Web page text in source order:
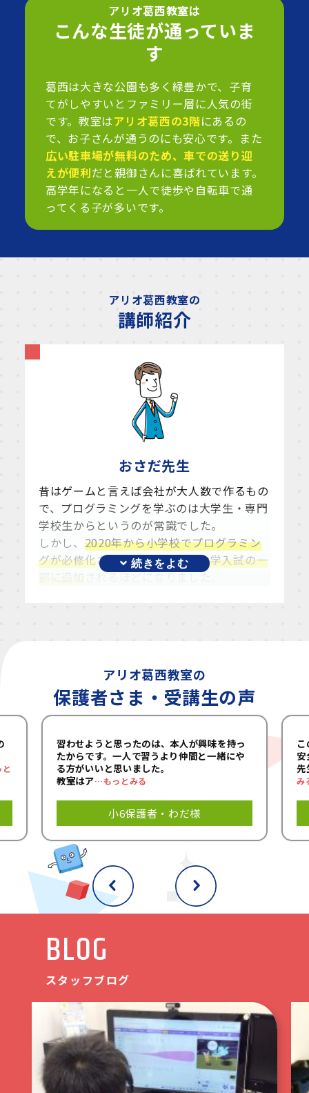
アリオ葛西教室は
こんな生徒が通っていま
す
葛西は大きな公園も多く緑豊かで、子育
てがしやすいとファミリー層に人気の街
です。教室はアリオ葛西の3階にあるの
で、お子さんが通うのにも安心です。また
広い駐車場が無料のため、車での送り迎
えが便利だと親御さんに喜ばれています。
高学年になると一人で徒歩や自転車で通
ってくる子が多いです。
アリオ葛西教室の
講師紹介
おさだ先生
昔はゲームと言えば会社が大人数で作るもの
で、プログラミングを学ぶのは大学生・専門
学校生からというのが常識でした。
しかし、 2020年から小学校でプログラミン
グが必修化され、>2025年には大学入試の一
されるほどになりました。
分が作った作品や情報を発信できる世代とな
特にゲーム作りというものは、子供たちが自
分から「やってみたい！」と言って通い始め
るケースも多く、子ども達が自分から能動的
私たち講師一同もその気持ちに応えるべく、
日々教材研究や楽しく学べる教室作りに力を
入れています。
アリオ葛西教室の
保護者さま・受講生の声
習わせようと思ったのは、本人が興味を持っ
たからです。一人で習うより仲間と一緒にや
る方がいいと思いました。
教室はア…もっとみる
小6保護者・わだ様
安
先
み
BLOG
スタッフブログ